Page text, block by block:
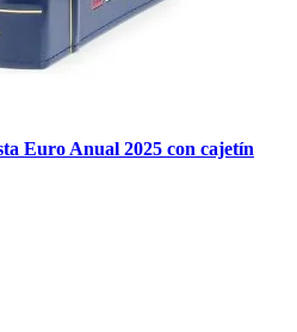
Euro Anual 2025 con cajetín